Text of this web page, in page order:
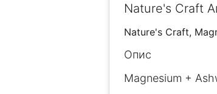
Nature's Craft
Nature's Craft,
Опис
Magnesium +